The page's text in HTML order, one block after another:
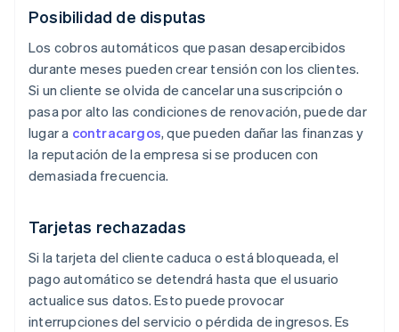
Posibilidad de disputas
Los cobros automáticos que pasan desapercibidos
durante meses pueden crear tensión con los clientes.
Si un cliente se olvida de cancelar una suscripción o
pasa por alto las condiciones de renovación, puede dar
lugar a contracargos, que pueden dañar las finanzas y
la reputación de la empresa si se producen con
demasiada frecuencia.
Tarjetas rechazadas
Si la tarjeta del cliente caduca o está bloqueada, el
pago automático se detendrá hasta que el usuario
actualice sus datos. Esto puede provocar
interrupciones del servicio o pérdida de ingresos. Es